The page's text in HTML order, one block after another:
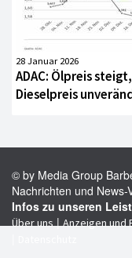
28 Januar 2026
ADAC: Ölpreis
Dieselpreis
© by Media Group
Nachrichten und News-
Infos zu unseren
Über uns|Anzeigen und